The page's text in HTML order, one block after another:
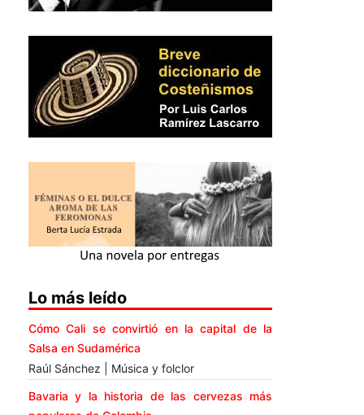
Lo más leído
Cómo Cali se convirtió en la capital de la
Salsa en Sudamérica
Raúl Sánchez | Música y folclor
Bavaria y la historia de las cervezas más